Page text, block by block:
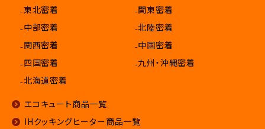
₋東北密着
₋関東密着
₋中部密着
₋北陸密着
₋関西密着
₋中国密着
₋四国密着
₋九州・沖縄密着
₋北海道密着
エコキュート商品一覧
IHクッキングヒーター商品一覧